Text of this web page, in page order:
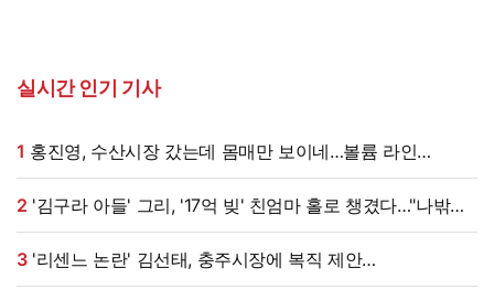
실시간 인기 기사
1
'시선강탈'
2
없어, 연락 꾸준히 하는 중"
3'리센느 논란' 김선태, 충주시장에 복직 제안
받았다…"돌아올 생각 있냐" 수척 근황까지 [엑's 이슈]